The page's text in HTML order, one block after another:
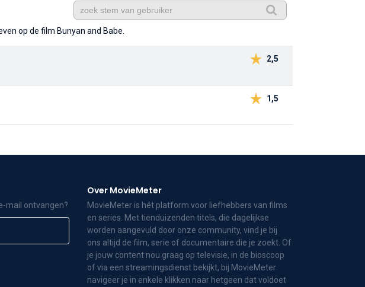
op de film Bunyan and Babe.
2,5
1,5
mail ontvangen?
Over MovieMeter
MovieMeter is hét platform voor liefhebbers van films
en series. Met tienduizenden titels, die dagelijkse
worden aangevuld door onze community, vind je bij
ons altijd de film, serie of documentaire die je zoekt. Of
je jouw content nou graag op televisie, in de bioscoop
of via een streamingsdienst bekijkt, bij MovieMeter
navigeer je in enkele klikken naar hetgeen dat voldoet